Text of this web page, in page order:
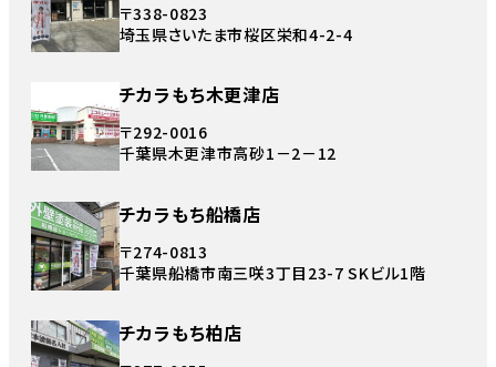
〒338-0823
埼玉県さいたま市桜区栄和4-2-4
チカラもち木更津店
〒292-0016
千葉県木更津市高砂1－2－12
チカラもち船橋店
〒274-0813
千葉県船橋市南三咲3丁目23-7 SKビル1階
チカラもち柏店